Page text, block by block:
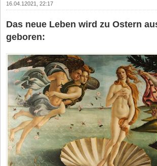
16.04.12021, 22:17
Das neue Leben wird zu Ostern
geboren: